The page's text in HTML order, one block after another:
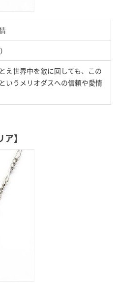
え世界中を敵に回しても、この
いうメリオダスへの信頼や愛情
】